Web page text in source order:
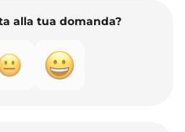
alla tua domanda?